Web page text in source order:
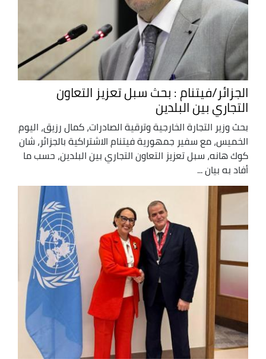
الجزائر/فيتنام : بحث سبل تعزيز التعاون
التجاري بين البلدين
بحث وزير التجارة الخارجية وترقية الصادرات، كمال رزيق، اليوم
الخميس، مع سفير جمهورية فيتنام الاشتراكية بالجزائر، شان
كوك هانه، سبل تعزيز التعاون التجاري بين البلدين، حسب ما
أفاد به بيان ...